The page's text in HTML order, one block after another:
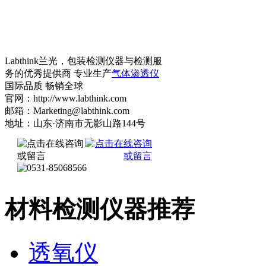
Labthink兰光，包装检测仪器与检测服
务的优秀提供商 专业生产气体渗透仪
国际品质 畅销全球
官网：http://www.labthink.com
邮箱：Marketing@labthink.com
地址：山东·济南市无影山路144号
材料检测仪器推荐
透氧仪